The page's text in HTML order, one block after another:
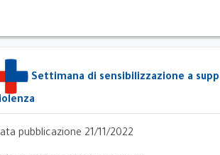
Settimana di sensibilizzazione a
pubblicazione 21/11/2022